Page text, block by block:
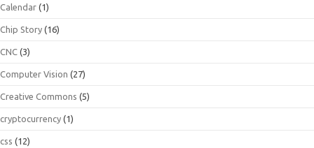
Calendar (1)
Chip Story (16)
CNC (3)
Computer Vision (27)
Creative Commons (5)
cryptocurrency (1)
css (12)